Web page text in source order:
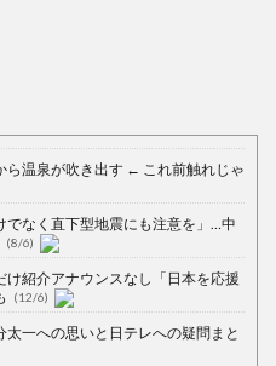
ら温泉が吹き出す ← これ前触れじゃ
でなく直下型地震にも注意を」…中
(8/6)
紹介アナウンスなし「日本を応援
(12/6)
太一への思いと日テレへの疑問まと